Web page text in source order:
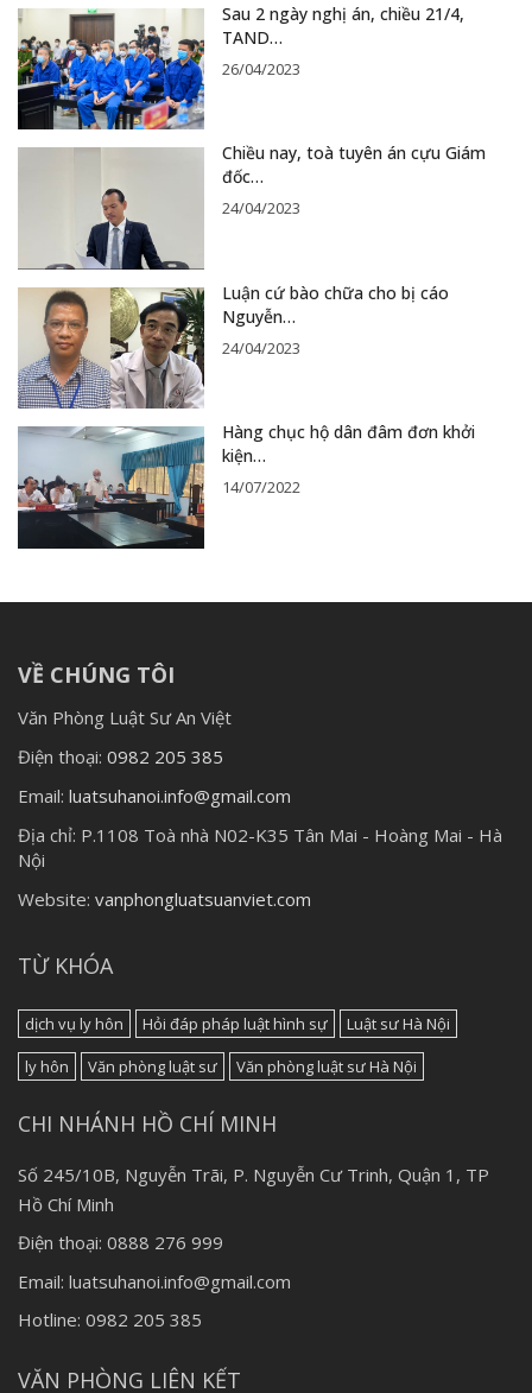
Sau 2 ngày nghị án, chiều 21/4,
TAND…
26/04/2023
Chiều nay, toà tuyên án cựu Giám
đốc…
24/04/2023
Luận cứ bào chữa cho bị cáo
Nguyễn…
24/04/2023
Hàng chục hộ dân đâm đơn khởi
kiện…
14/07/2022
VỀ CHÚNG TÔI
Văn Phòng Luật Sư An Việt
Điện thoại: 0982 205 385
Email: luatsuhanoi.info@gmail.com
Địa chỉ: P.1108 Toà nhà N02-K35 Tân Mai - Hoàng Mai - Hà
Nội
Website: vanphongluatsuanviet.com
TỪ KHÓA
dịch vụ ly hôn Hỏi đáp pháp luật hình sự
Luật sư Hà Nội
ly hôn
Văn phòng luật sư Văn phòng luật sư Hà Nội
CHI NHÁNH HỒ CHÍ MINH
Số 245/10B, Nguyễn Trãi, P. Nguyễn Cư Trinh, Quận 1, TP
Hồ Chí Minh
Điện thoại: 0888 276 999
Email: luatsuhanoi.info@gmail.com
Hotline: 0982 205 385
VĂN PHÒNG LIÊN KẾT